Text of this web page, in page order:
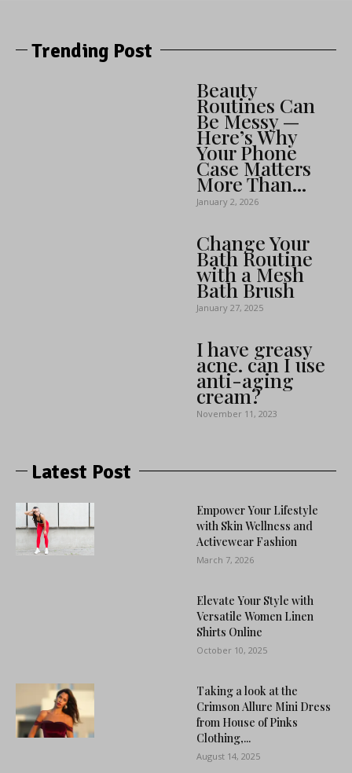
Trending Post
Beauty
Routines Can
Be Messy —
Here’s Why
Your Phone
Case Matters
More Than...
January 2, 2026
Change Your
Bath Routine
with a Mesh
Bath Brush
January 27, 2025
I have greasy
acne. can I use
anti-aging
cream?
November 11, 2023
Latest Post
Empower Your Lifestyle
with Skin Wellness and
Activewear Fashion
March 7, 2026
Elevate Your Style with
Versatile Women Linen
Shirts Online
October 10, 2025
Taking a look at the
Crimson Allure Mini Dress
from House of Pinks
Clothing,...
August 14, 2025